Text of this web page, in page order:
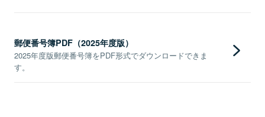
郵便番号簿PDF（2025年度版）
2025年度版郵便番号簿をPDF形式でダウンロードできま
す。